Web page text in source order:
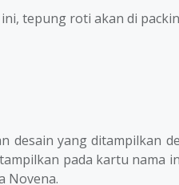
tepung roti akan di
desain yang ditampilkan
pada kartu
Novena.